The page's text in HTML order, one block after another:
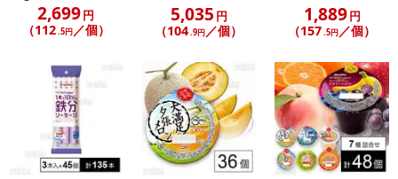
2,699円
（112 .5円／個）
5,035 円
（104 .9円 ／個）
1,889円
（157 .5円 ／個）